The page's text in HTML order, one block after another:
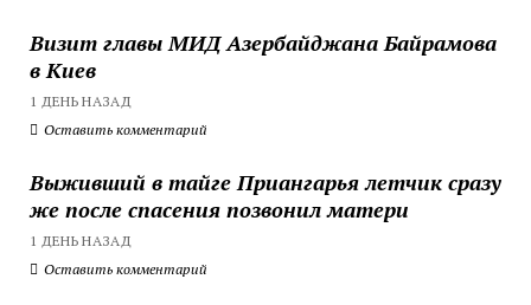
Визит главы МИД Азербайджана Байрамова
в Киев
1 ДЕНЬ НАЗАД
Оставить комментарий
Выживший в тайге Приангарья летчик сразу
же после спасения позвонил матери
1 ДЕНЬ НАЗАД
Оставить комментарий